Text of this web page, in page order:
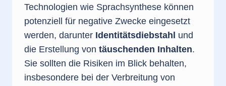
Technologien wie Sprachsynthese können
potenziell für negative Zwecke eingesetzt
werden, darunter Identitätsdiebstahl und
die Erstellung von täuschenden Inhalten.
Sie sollten die Risiken im Blick behalten,
insbesondere bei der Verbreitung von